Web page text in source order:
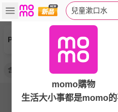
兒童漱口水
Parodontax 牙周適
含氟 防蛀 隨身包
momo購物
生活大小事都是momo